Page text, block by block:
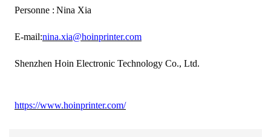
Personne : Nina Xia
E-mail:nina.xia@hoinprinter.com
Shenzhen Hoin Electronic Technology Co., Ltd.
https://www.hoinprinter.com/